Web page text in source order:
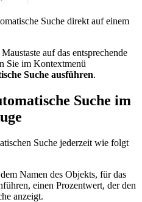
Suche direkt auf einem
auf das entsprechende
Sie im Kontextmenü
Suche ausführen.
Suche im
Suche jederzeit wie folgt
Namen des Objekts, für das
einen Prozentwert, der den
anzeigt.